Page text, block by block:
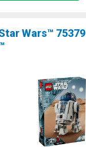
Wars™ 75379